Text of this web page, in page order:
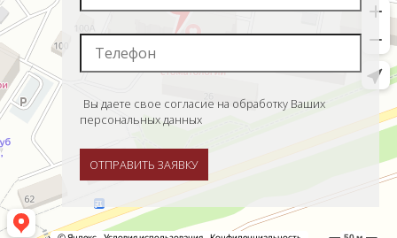
Вы даете свое согласие на обработку Ваших
персональных данных
ОТПРАВИТЬ ЗАЯВКУ